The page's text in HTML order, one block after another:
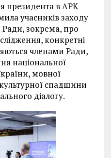
президента в АРК
учасників заходу
Ради, зокрема, про
конкретні
членами Ради,
національної
мовної
спадщини
діалогу.